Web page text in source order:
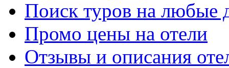
Поиск туров на любые
Промо цены на отели
Отзывы и описания